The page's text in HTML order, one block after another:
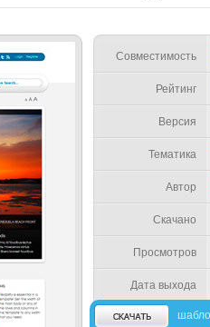
Совместимость
Рейтинг
Версия
Тематика
Автор
Скачано
Просмотров
Дата выхода